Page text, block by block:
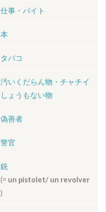
仕事・バイト
本
タバコ
汚いくだらん物・チャチイ
しょうもない物
偽善者
警官
銃
(= un pistolet/ un revolver
)